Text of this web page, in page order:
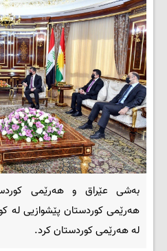
بەشی عێراق و هەرێمی
هەرێمی كوردستان پێشوازیی لە
لە هەرێمی كوردستان كرد.